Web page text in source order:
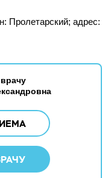
Пролетарский; адрес: